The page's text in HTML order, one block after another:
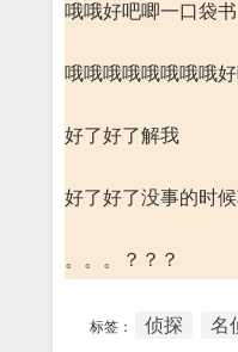
哦哦好吧唧一口袋书
哦哦哦哦哦哦哦哦
好了好了解我
好了好了没事的时
。。。？？？
标签： 侦探 名